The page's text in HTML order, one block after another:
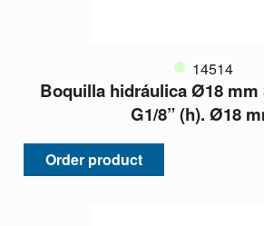
14514
Boquilla hidráulica Ø18 mm
G1/8” (h). Ø18
Order product